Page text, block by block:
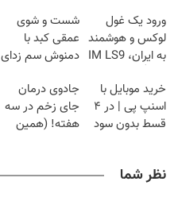
ورود یک غول
لوکس و هوشمند
به ایران، IM LS9
شست و شوی
عمقی کبد با
دمنوش سم زدای
خرید موبایل با
اسنپ پی | در ۴
قسط بدون سود
جادوی درمان
جای زخم در سه
هفته! (همین
نظر شما